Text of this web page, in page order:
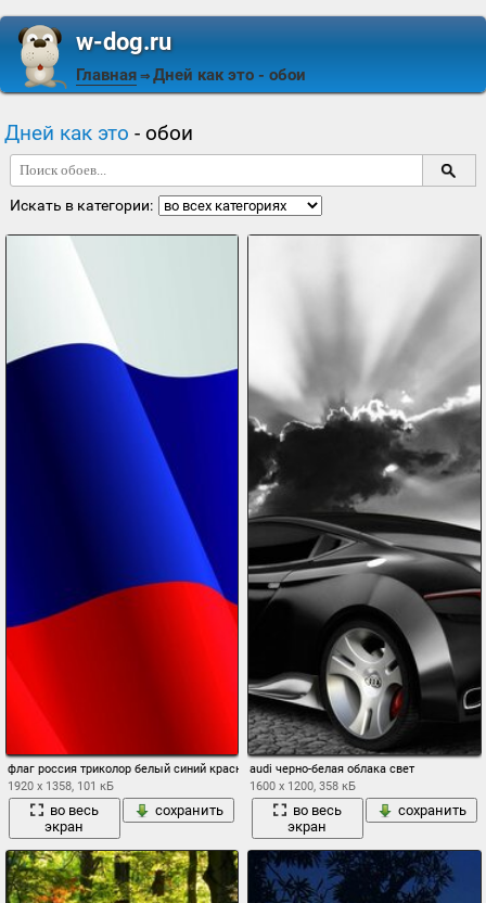
w-dog.ru
Главная ⇒ Дней как это - обои
Дней как это - обои
Искать в категории:
флаг россия триколор белый синий красный сила мощь путин
1920 x 1358, 101 кБ
во весь
экран
сохранить
audi черно-белая облака свет
1600 x 1200, 358 кБ
во весь
экран
сохранить